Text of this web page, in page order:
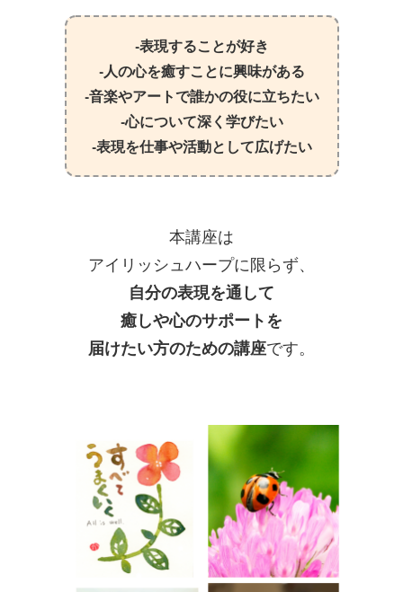
‐表現することが好き
‐人の心を癒すことに興味がある
‐音楽やアートで誰かの役に立ちたい
‐心について深く学びたい
‐表現を仕事や活動として広げたい
本講座は
アイリッシュハープに限らず、
自分の表現を通して
癒しや心のサポートを
届けたい方のための講座です。